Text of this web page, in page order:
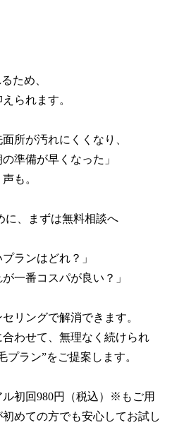
ため、
られます。
所が汚れにくくなり、
準備が早くなった」
も。
、まずは無料相談へ
ランはどれ？」
一番コスパが良い？」
リングで解消できます。
わせて、無理なく続けられ
プラン”をご提案します。
初回980円（税込）※もご用
めての方でも安心してお試し